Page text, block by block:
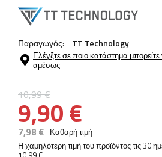
Παραγωγός: TT Technology
Ελέγξτε σε ποιο κατάστημα
αμέσως
10,99 €
9,90 €
7,98 € Καθαρή τιμή
Η χαμηλότερη τιμή του προϊόντος τις 30